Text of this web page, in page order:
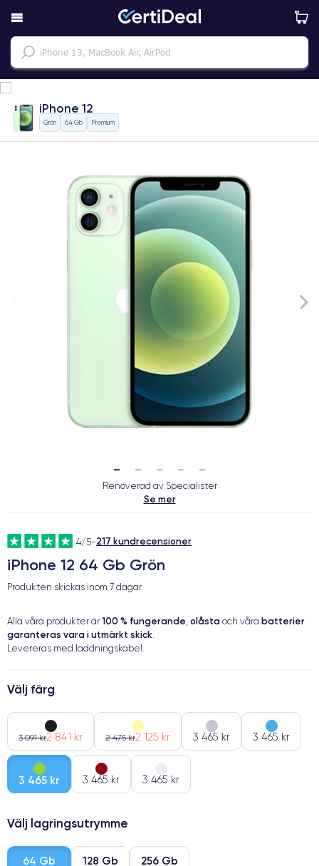
iPhone 12
Grön 64 Gb Premium
Renoverad av Specialister
Se mer
4/5-217 kundrecensioner
iPhone 12 64 Gb Grön
Produkten skickas inom 7 dagar
Alla våra produkter är 100 % fungerande, olåsta och våra batterier
garanteras vara i utmärkt skick.
Levereras med laddningskabel.
Välj färg
3 091 kr2 841 kr 2 475 kr2 125 kr 3 465 kr 3 465 kr
3 465 kr 3 465 kr 3 465 kr
Välj lagringsutrymme
64 Gb
128 Gb 256 Gb